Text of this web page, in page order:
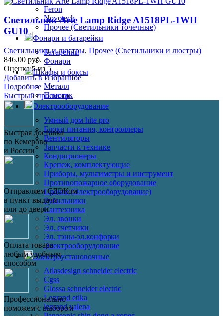
Feron
Novotech
Прочее (Светильники точечные)
Фонари и батарейки
Батарейки
Фонари
Шкафы и боксы
Металл
Пластик
Электрооборудование
Умный дом hite pro
Блоки питания, контроллеры
Вентиляторы
Запчасти к технике
Кондиционеры
Крепеж, комплектующие
Приборы, мультиметры и инструмент
Противопожарное оборудование
Прочее (Электрооборудование)
Рубильники
Сантехника
Эл. звонки
Эл. счетчики
Эл. тэны-эл.конфорки
Электрооборудование
Электроустановочные
Atlasdesign schneider electric
Cgss
Glossa schneider electric
Legrand etika
legrand valena
Светильник Arte Lamp Ridge A1518PL-1WH
GU10
Светильники и люстры, Прочее (Светильники и люстры)
846.00 руб.
Оценка5из 5
Добавить в Избранное
Подробнее
Быстрый просмотр
Быстрая доставка
по Кемерово
и России
Отправляем СДЭКом
в пункт выдачи
или до двери
Оплата товара
любым удобным
способом
Профессионально
поможем с выбором